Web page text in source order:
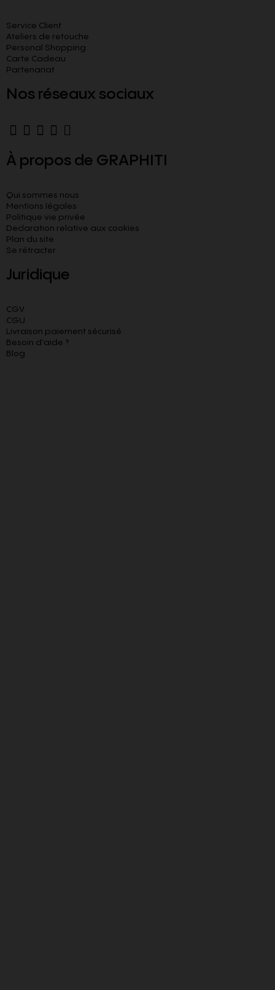
Service Client
Ateliers de retouche
Personal Shopping
Carte Cadeau
Partenariat
Nos réseaux sociaux
À propos de GRAPHITI
Qui sommes nous
Mentions légales
Politique vie privée
Declaration relative aux cookies​
Plan du site
Se rétracter
Juridique
CGV
CGU
Livraison paiement sécurisé
Besoin d’aide ?
Blog